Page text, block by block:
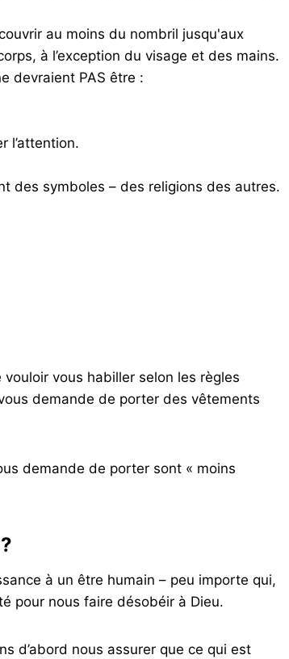
au moins du nombril jusqu'aux
à l’exception du visage et des mains.
devraient PAS être :
l’attention.
des symboles – des religions des autres.
vous habiller selon les règles
demande de porter des vêtements
demande de porter sont « moins
à un être humain – peu importe qui,
pour nous faire désobéir à Dieu.
d’abord nous assurer que ce qui est